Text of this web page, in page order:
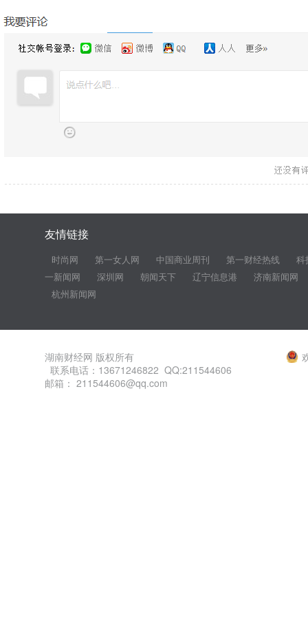
友情链接
时尚网 第一女人网 中国商业周刊 第一财经热线
科
一新闻网
深圳网 朝闻天下 辽宁信息港
济南新闻网
杭州新闻网
湖南财经网 版权所有
联系电话：13671246822 QQ:211544606
邮箱： 211544606@qq.com